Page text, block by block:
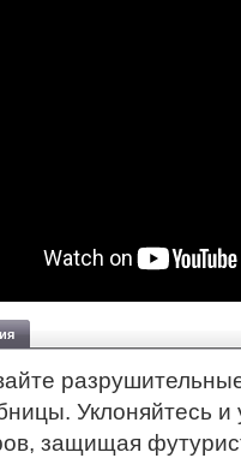
Уклоняйтесь
защищая